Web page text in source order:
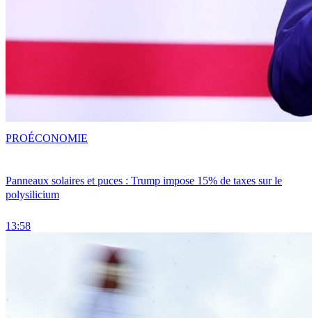
Panneaux solaires et puces : Trump impose 15% de taxes sur le
polysilicium
13:58
PROÉCONOMIE